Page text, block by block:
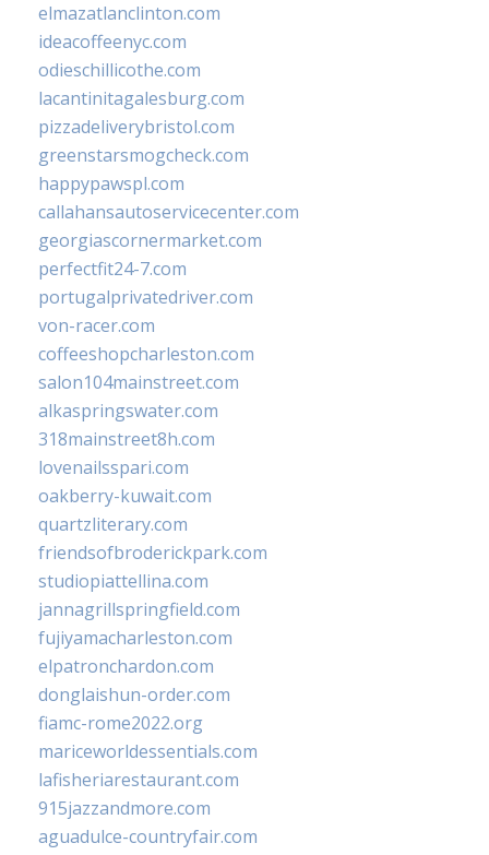
elmazatlanclinton.com
ideacoffeenyc.com
odieschillicothe.com
lacantinitagalesburg.com
pizzadeliverybristol.com
greenstarsmogcheck.com
happypawspl.com
callahansautoservicecenter.com
georgiascornermarket.com
perfectfit24-7.com
portugalprivatedriver.com
von-racer.com
coffeeshopcharleston.com
salon104mainstreet.com
alkaspringswater.com
318mainstreet8h.com
lovenailsspari.com
oakberry-kuwait.com
quartzliterary.com
friendsofbroderickpark.com
studiopiattellina.com
jannagrillspringfield.com
fujiyamacharleston.com
elpatronchardon.com
donglaishun-order.com
fiamc-rome2022.org
mariceworldessentials.com
lafisheriarestaurant.com
915jazzandmore.com
aguadulce-countryfair.com